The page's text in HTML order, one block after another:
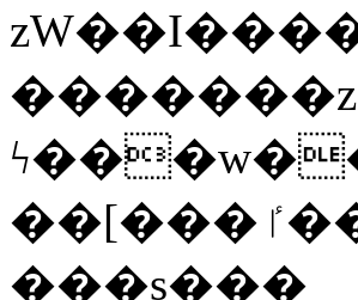
��[���ٵ�����Ͻ���������x�ս��Apq�����޻�V����O�cp����ٝy{����:�k�ןNݯOOCyx6���&���?
���s���